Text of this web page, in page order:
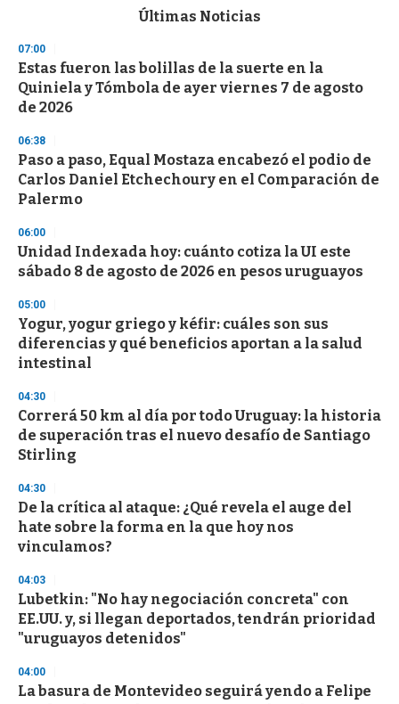
d
s
o
f
3
s
e
c
o
n
Últimas Noticias
07:00
Estas fueron las bolillas de la suerte en la
Quiniela y Tómbola de ayer viernes 7 de agosto
de 2026
06:38
Paso a paso, Equal Mostaza encabezó el podio de
Carlos Daniel Etchechoury en el Comparación de
Palermo
06:00
Unidad Indexada hoy: cuánto cotiza la UI este
sábado 8 de agosto de 2026 en pesos uruguayos
05:00
Yogur, yogur griego y kéfir: cuáles son sus
diferencias y qué beneficios aportan a la salud
intestinal
04:30
Correrá 50 km al día por todo Uruguay: la historia
de superación tras el nuevo desafío de Santiago
Stirling
04:30
De la crítica al ataque: ¿Qué revela el auge del
hate sobre la forma en la que hoy nos
vinculamos?
04:03
Lubetkin: "No hay negociación concreta" con
EE.UU. y, si llegan deportados, tendrán prioridad
"uruguayos detenidos"
04:00
La basura de Montevideo seguirá yendo a Felipe